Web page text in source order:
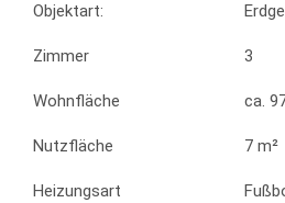
Objektart:
Zimmer 3
Wohnfläche ca.
Nutzfläche 7 m²
Heizungsart